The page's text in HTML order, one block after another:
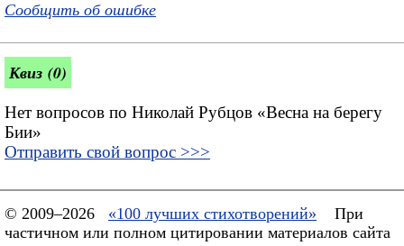
Сообщить об ошибке
Квиз (0)
Нет вопросов по Николай Рубцов «Весна на берегу
Бии»
Отправить свой вопрос >>>
© 2009–2026 «100 лучших стихотворений»
При
частичном или полном цитировании материалов сайта